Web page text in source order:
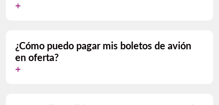
¿Cómo puedo pagar mis boletos de avión
en oferta?